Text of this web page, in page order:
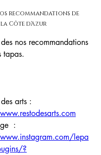
recommandations de
la Côte d'Azur
nos recommandations
tapas.
arts :
:
lepa
?